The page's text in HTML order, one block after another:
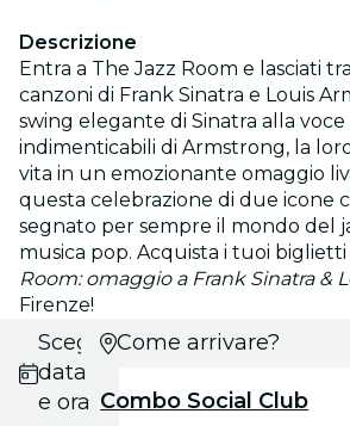
Descrizione
Entra a The Jazz Room e lasciati
canzoni di Frank Sinatra e Louis
swing elegante di Sinatra alla
indimenticabili di Armstrong, la
vita in un emozionante omaggio
questa celebrazione di due icone
segnato per sempre il mondo del
musica pop. Acquista i tuoi
Room: omaggio a Frank Sinatra &
Firenze!
Scegli
data
e ora
Come arrivare?
Combo Social Club